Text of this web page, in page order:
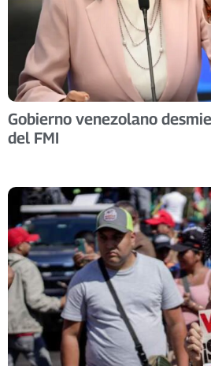
Gobierno venezolano
del FMI